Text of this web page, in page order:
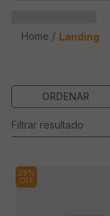
Home / Landing
29%
OFF